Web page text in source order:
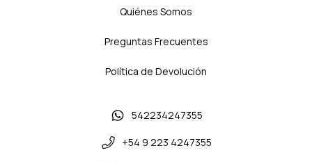
Quiénes Somos
Preguntas Frecuentes
Política de Devolución
542234247355
+54 9 223 4247355